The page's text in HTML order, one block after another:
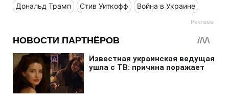
Дональд Трамп Стив Уиткофф Война в Украине